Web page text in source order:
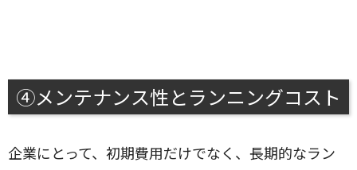
④メンテナンス性とランニングコスト
企業にとって、初期費用だけでなく、長期的なラン